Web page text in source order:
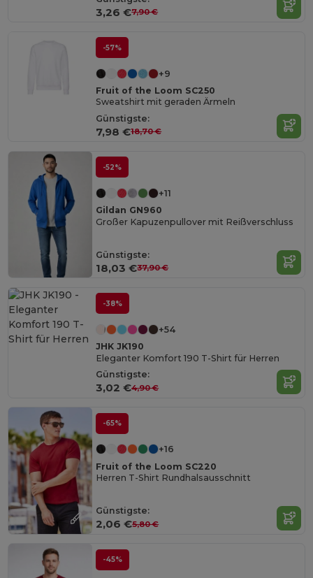
3,26 €7,90 €
-57%
+9
Fruit of the Loom SC250
Sweatshirt mit geraden Ärmeln
Günstigste:
7,98 €18,70 €
-52%
+11
Gildan GN960
Großer Kapuzenpullover mit Reißverschluss
Günstigste:
18,03 €37,90 €
-38%
+54
JHK JK190
Eleganter Komfort 190 T-Shirt für Herren
Günstigste:
3,02 €4,90 €
-65%
+16
Fruit of the Loom SC220
Herren T-Shirt Rundhalsausschnitt
Günstigste:
2,06 €5,80 €
-45%